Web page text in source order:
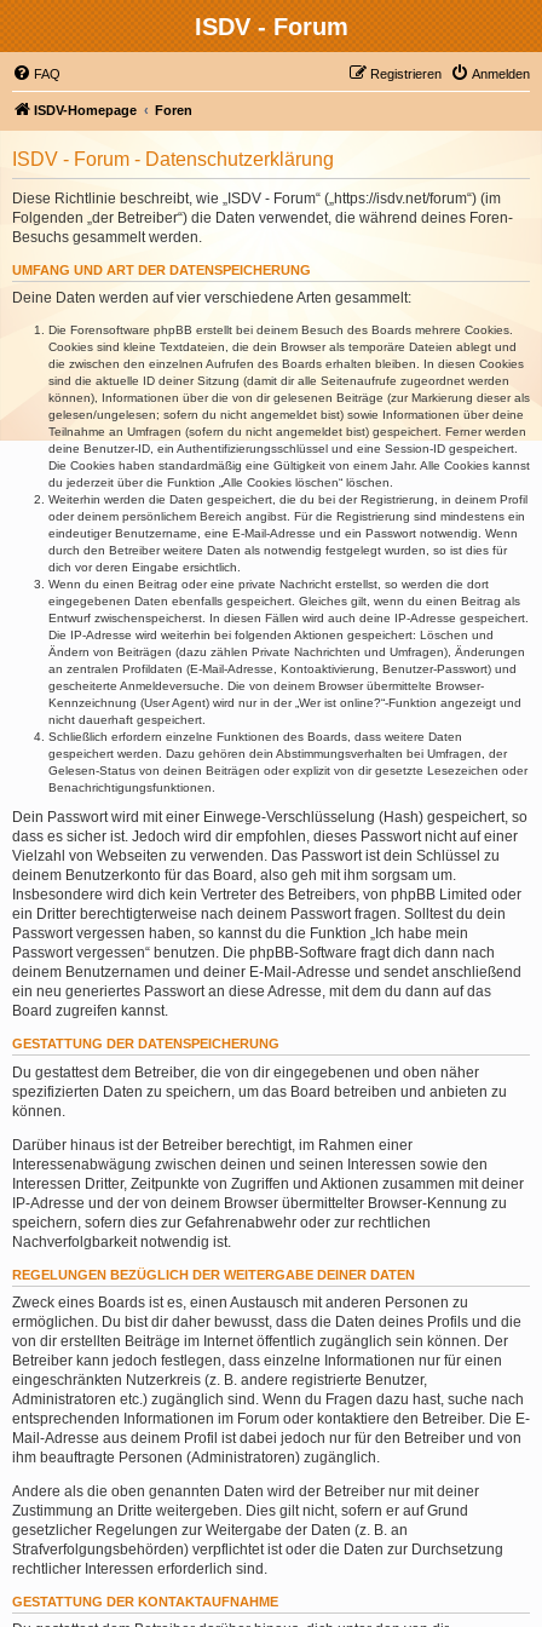
ISDV - Forum
FAQ Anmelden
Registrieren
ISDV-Homepage Foren
ISDV - Forum - Datenschutzerklärung
Diese Richtlinie beschreibt, wie „ISDV - Forum“ („https://isdv.net/forum“) (im
Folgenden „der Betreiber“) die Daten verwendet, die während deines Foren-
Besuchs gesammelt werden.
UMFANG UND ART DER DATENSPEICHERUNG
Deine Daten werden auf vier verschiedene Arten gesammelt:
Die Forensoftware phpBB erstellt bei deinem Besuch des Boards mehrere Cookies.
Cookies sind kleine Textdateien, die dein Browser als temporäre Dateien ablegt und
die zwischen den einzelnen Aufrufen des Boards erhalten bleiben. In diesen Cookies
sind die aktuelle ID deiner Sitzung (damit dir alle Seitenaufrufe zugeordnet werden
können), Informationen über die von dir gelesenen Beiträge (zur Markierung dieser als
gelesen/ungelesen; sofern du nicht angemeldet bist) sowie Informationen über deine
Teilnahme an Umfragen (sofern du nicht angemeldet bist) gespeichert. Ferner werden
deine Benutzer-ID, ein Authentifizierungsschlüssel und eine Session-ID gespeichert.
Die Cookies haben standardmäßig eine Gültigkeit von einem Jahr. Alle Cookies kannst
du jederzeit über die Funktion „Alle Cookies löschen“ löschen.
Weiterhin werden die Daten gespeichert, die du bei der Registrierung, in deinem Profil
oder deinem persönlichem Bereich angibst. Für die Registrierung sind mindestens ein
eindeutiger Benutzername, eine E-Mail-Adresse und ein Passwort notwendig. Wenn
durch den Betreiber weitere Daten als notwendig festgelegt wurden, so ist dies für
dich vor deren Eingabe ersichtlich.
Wenn du einen Beitrag oder eine private Nachricht erstellst, so werden die dort
eingegebenen Daten ebenfalls gespeichert. Gleiches gilt, wenn du einen Beitrag als
Entwurf zwischenspeicherst. In diesen Fällen wird auch deine IP-Adresse gespeichert.
Die IP-Adresse wird weiterhin bei folgenden Aktionen gespeichert: Löschen und
Ändern von Beiträgen (dazu zählen Private Nachrichten und Umfragen), Änderungen
an zentralen Profildaten (E-Mail-Adresse, Kontoaktivierung, Benutzer-Passwort) und
gescheiterte Anmeldeversuche. Die von deinem Browser übermittelte Browser-
Kennzeichnung (User Agent) wird nur in der „Wer ist online?“-Funktion angezeigt und
nicht dauerhaft gespeichert.
Schließlich erfordern einzelne Funktionen des Boards, dass weitere Daten
gespeichert werden. Dazu gehören dein Abstimmungsverhalten bei Umfragen, der
Gelesen-Status von deinen Beiträgen oder explizit von dir gesetzte Lesezeichen oder
Benachrichtigungsfunktionen.
Dein Passwort wird mit einer Einwege-Verschlüsselung (Hash) gespeichert, so
dass es sicher ist. Jedoch wird dir empfohlen, dieses Passwort nicht auf einer
Vielzahl von Webseiten zu verwenden. Das Passwort ist dein Schlüssel zu
deinem Benutzerkonto für das Board, also geh mit ihm sorgsam um.
Insbesondere wird dich kein Vertreter des Betreibers, von phpBB Limited oder
ein Dritter berechtigterweise nach deinem Passwort fragen. Solltest du dein
Passwort vergessen haben, so kannst du die Funktion „Ich habe mein
Passwort vergessen“ benutzen. Die phpBB-Software fragt dich dann nach
deinem Benutzernamen und deiner E-Mail-Adresse und sendet anschließend
ein neu generiertes Passwort an diese Adresse, mit dem du dann auf das
Board zugreifen kannst.
GESTATTUNG DER DATENSPEICHERUNG
Du gestattest dem Betreiber, die von dir eingegebenen und oben näher
spezifizierten Daten zu speichern, um das Board betreiben und anbieten zu
können.
Darüber hinaus ist der Betreiber berechtigt, im Rahmen einer
Interessenabwägung zwischen deinen und seinen Interessen sowie den
Interessen Dritter, Zeitpunkte von Zugriffen und Aktionen zusammen mit deiner
IP-Adresse und der von deinem Browser übermittelter Browser-Kennung zu
speichern, sofern dies zur Gefahrenabwehr oder zur rechtlichen
Nachverfolgbarkeit notwendig ist.
REGELUNGEN BEZÜGLICH DER WEITERGABE DEINER DATEN
Zweck eines Boards ist es, einen Austausch mit anderen Personen zu
ermöglichen. Du bist dir daher bewusst, dass die Daten deines Profils und die
von dir erstellten Beiträge im Internet öffentlich zugänglich sein können. Der
Betreiber kann jedoch festlegen, dass einzelne Informationen nur für einen
eingeschränkten Nutzerkreis (z. B. andere registrierte Benutzer,
Administratoren etc.) zugänglich sind. Wenn du Fragen dazu hast, suche nach
entsprechenden Informationen im Forum oder kontaktiere den Betreiber. Die E-
Mail-Adresse aus deinem Profil ist dabei jedoch nur für den Betreiber und von
ihm beauftragte Personen (Administratoren) zugänglich.
Andere als die oben genannten Daten wird der Betreiber nur mit deiner
Zustimmung an Dritte weitergeben. Dies gilt nicht, sofern er auf Grund
gesetzlicher Regelungen zur Weitergabe der Daten (z. B. an
Strafverfolgungsbehörden) verpflichtet ist oder die Daten zur Durchsetzung
rechtlicher Interessen erforderlich sind.
GESTATTUNG DER KONTAKTAUFNAHME